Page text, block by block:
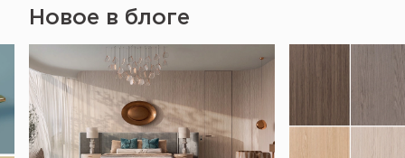
Новое в блоге